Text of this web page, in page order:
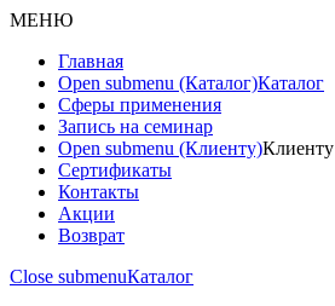
МЕНЮ
Главная
Open submenu (Каталог)Каталог
Сферы применения
Запись на семинар
Open submenu (Клиенту)Клиенту
Сертификаты
Контакты
Акции
Возврат
Close submenuКаталог